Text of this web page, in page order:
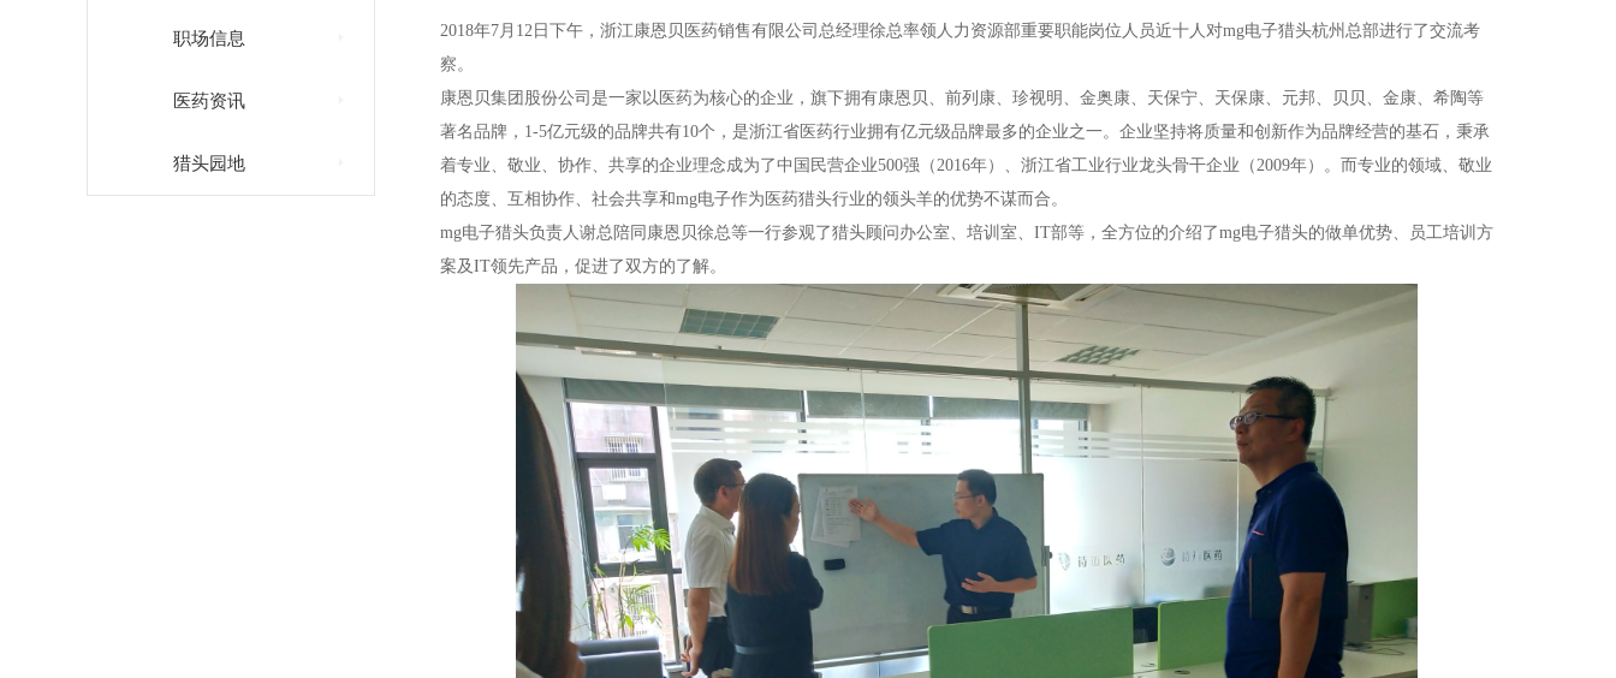
职场信息
医药资讯
猎头园地
2018年7月12日下午，浙江康恩贝医药销售有限公司总经理徐总率领人力资源部重要职能岗位人员近十人对mg电子猎头杭州总部进行了交流考
察。
康恩贝集团股份公司是一家以医药为核心的企业，旗下拥有康恩贝、前列康、珍视明、金奥康、天保宁、天保康、元邦、贝贝、金康、希陶等
著名品牌，1-5亿元级的品牌共有10个，是浙江省医药行业拥有亿元级品牌最多的企业之一。企业坚持将质量和创新作为品牌经营的基石，秉承
着专业、敬业、协作、共享的企业理念成为了中国民营企业500强（2016年）、浙江省工业行业龙头骨干企业（2009年）。而专业的领域、敬业
的态度、互相协作、社会共享和mg电子作为医药猎头行业的领头羊的优势不谋而合。
mg电子猎头负责人谢总陪同康恩贝徐总等一行参观了猎头顾问办公室、培训室、IT部等，全方位的介绍了mg电子猎头的做单优势、员工培训方
案及IT领先产品，促进了双方的了解。